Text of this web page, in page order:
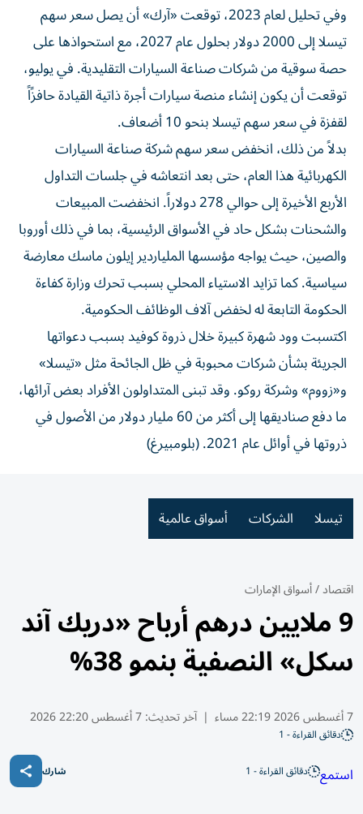
وفي تحليل لعام 2023، توقعت «آرك» أن يصل سعر سهم
تيسلا إلى 2000 دولار بحلول عام 2027، مع استحواذها على
حصة سوقية من شركات صناعة السيارات التقليدية. في يوليو،
توقعت أن يكون إنشاء منصة سيارات أجرة ذاتية القيادة حافزًاً
لقفزة في سعر سهم تيسلا بنحو 10 أضعاف.
بدلاً من ذلك، انخفض سعر سهم شركة صناعة السيارات
الكهربائية هذا العام، حتى بعد انتعاشه في جلسات التداول
الأربع الأخيرة إلى حوالي 278 دولاراً. انخفضت المبيعات
والشحنات بشكل حاد في الأسواق الرئيسية، بما في ذلك أوروبا
والصين، حيث يواجه مؤسسها الملياردير إيلون ماسك معارضة
سياسية. كما تزايد الاستياء المحلي بسبب تحرك وزارة كفاءة
الحكومة التابعة له لخفض آلاف الوظائف الحكومية.
اكتسبت وود شهرة كبيرة خلال ذروة كوفيد بسبب دعواتها
الجريئة بشأن شركات محبوبة في ظل الجائحة مثل «تيسلا»
و«زووم» وشركة روكو. وقد تبنى المتداولون الأفراد بعض آرائها،
ما دفع صناديقها إلى أكثر من 60 مليار دولار من الأصول في
ذروتها في أوائل عام 2021. (بلومبيرغ)
تيسلا الشركات أسواق عالمية
اقتصاد/أسواق الإمارات
9 ملايين درهم أرباح «دريك آند
سكل» النصفية بنمو 38%
7 أغسطس 2026 22:19 مساء | آخر تحديث:7 أغسطس 22:20 2026
دقائق القراءة - 1
استمع دقائق القراءة - 1 شارك